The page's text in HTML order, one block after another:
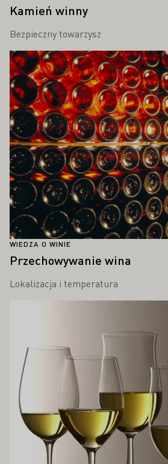
Kamień winny
Bezpieczny towarzysz
WIEDZA O WINIE
Przechowywanie wina
Lokalizacja i temperatura
Proszę dowiedzieć się więcej